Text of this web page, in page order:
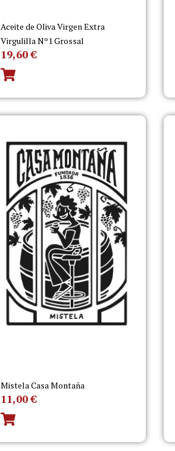
Aceite de Oliva Virgen Extra
Virgulilla Nº1 Grossal
19,60€
Mistela Casa Montaña
11,00€